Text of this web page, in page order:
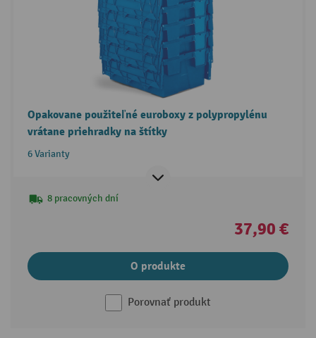
Opakovane použiteľné euroboxy z polypropylénu
vrátane priehradky na štítky
6 Varianty
8 pracovných dní
37,90 €
O produkte
Porovnať produkt